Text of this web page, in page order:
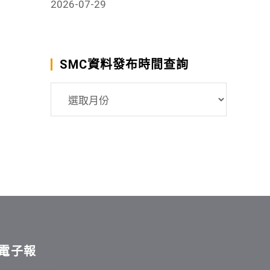
2026-07-29
SMC資料發布時間查詢
子報